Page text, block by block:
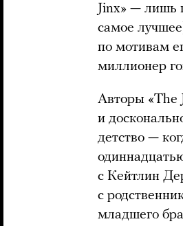
Jinx» — лишь
самое
по мотивам
миллионер
Авторы «The
и
детство —
с Кейтлин
с
младшего